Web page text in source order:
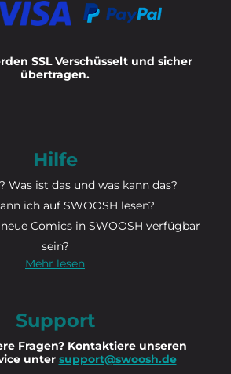
SSL Verschüsselt und sicher
übertragen.
Hilfe
Was ist das und was kann das?
ich auf SWOOSH lesen?
Comics in SWOOSH verfügbar
sein?
Mehr lesen
Support
Fragen? Kontaktiere unseren
unter support@swoosh.de